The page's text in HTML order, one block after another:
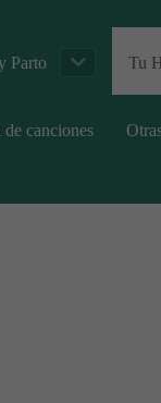
Parto Tu
canciones